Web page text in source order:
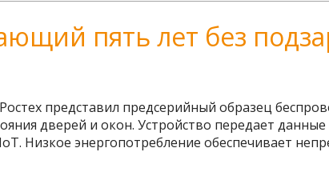
пять лет без
представил предсерийный образец
дверей и окон. Устройство передает
Низкое энергопотребление обеспечивает